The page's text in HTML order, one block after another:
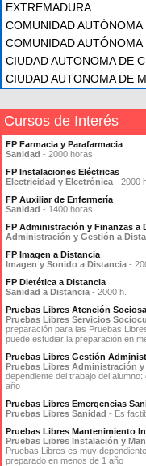
EXTREMADURA
COMUNIDAD AUTÓNOMA
COMUNIDAD AUTÓNOMA
CIUDAD AUTONOMA DE
CIUDAD AUTONOMA DE
Cursos de Interés
FP Farmacia y Parafarmacia
Sanidad - 2000 horas
FP Instalaciones Eléctricas
Electricidad y Electrónica - 2000
FP Auxiliar de Enfermería
Sanidad - 1400 horas
FP Administración y Finanzas a
Administración y Gestión a
FP Imagen a Distancia
Imagen y Sonido a Distancia -
FP Dietética a Distancia
Sanidad a Distancia - 2000 h.
Pruebas Libres Atención
Pruebas Libres Servicios
preparación para las Pruebas
puede estudiar la preparación en
Pruebas Libres Gestión
Pruebas Libres Administración y
dependiente del trabajo del
año
Pruebas Libres Emergencias
Pruebas Libres Sanidad - Es
Pruebas Libres Mantenimiento
Pruebas Libres Instalación y
Pruebas Libres es muy
preparado en menos de 1 año